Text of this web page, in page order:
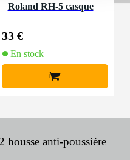
Roland RH-5 casque
33 €
En stock
+
anti-poussière